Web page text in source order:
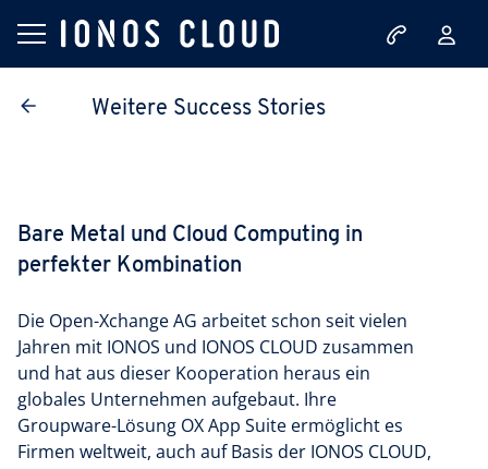
Weitere Success Stories
Bare Metal und Cloud Computing in
perfekter Kombination
Die Open-Xchange AG arbeitet schon seit vielen
Jahren mit IONOS und IONOS CLOUD zusammen
und hat aus dieser Kooperation heraus ein
globales Unternehmen aufgebaut. Ihre
Groupware-Lösung OX App Suite ermöglicht es
Firmen weltweit, auch auf Basis der IONOS CLOUD,